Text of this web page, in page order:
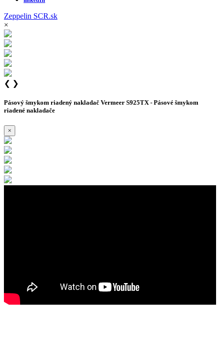
Zeppelin SCR.sk
×
❮ ❯
Pásový šmykom riadený nakladač Vermeer S925TX - Pásové šmykom
riadené nakladače
×